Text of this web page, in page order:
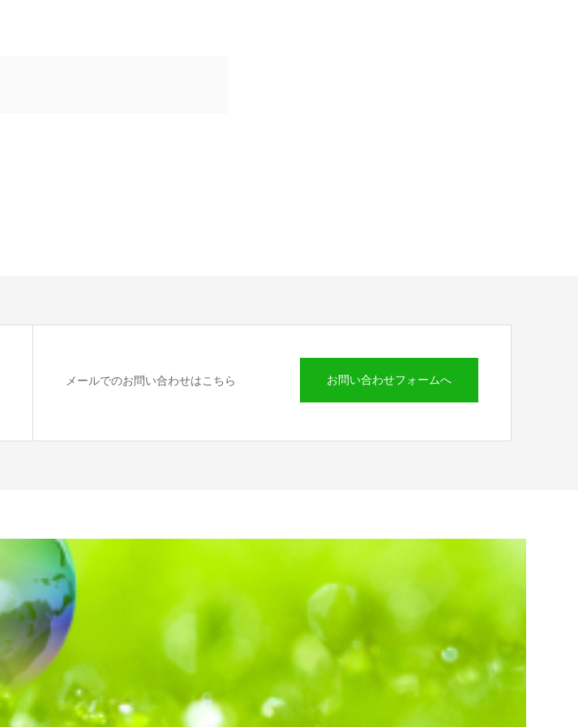
メールでのお問い合わせはこちら お問い合わせフォームへ